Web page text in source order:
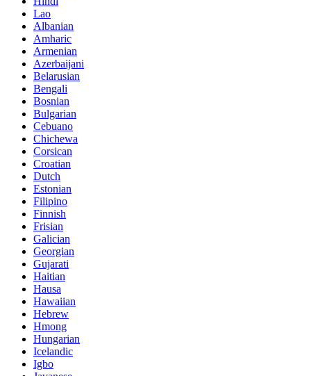
Lao
Albanian
Amharic
Armenian
Azerbaijani
Belarusian
Bengali
Bosnian
Bulgarian
Cebuano
Chichewa
Corsican
Croatian
Dutch
Estonian
Filipino
Finnish
Frisian
Galician
Georgian
Gujarati
Haitian
Hausa
Hawaiian
Hebrew
Hmong
Hungarian
Icelandic
Igbo